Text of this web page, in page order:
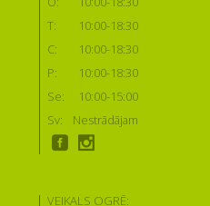
T:
10:00-18:30
C:
10:00-18:30
P:
10:00-18:30
Se:
10:00-15:00
Sv:
Nestrādājam
VEIKALS OGRĒ: